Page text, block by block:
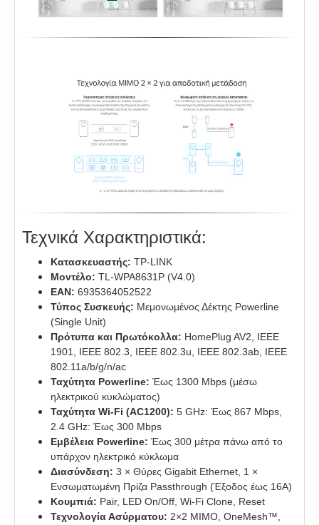
Τεχνικά Χαρακτηριστικά:
Κατασκευαστής: TP-LINK
Μοντέλο: TL-WPA8631P (V4.0)
EAN: 6935364052522
Τύπος Συσκευής: Μεμονωμένος Δέκτης Powerline
(Single Unit)
Πρότυπα και Πρωτόκολλα: HomePlug AV2, IEEE
1901, IEEE 802.3, IEEE 802.3u, IEEE 802.3ab, IEEE
802.11a/b/g/n/ac
Ταχύτητα Powerline: Έως 1300 Mbps (μέσω
ηλεκτρικού κυκλώματος)
Ταχύτητα Wi-Fi (AC1200): 5 GHz: Έως 867 Mbps,
2.4 GHz: Έως 300 Mbps
Εμβέλεια Powerline: Έως 300 μέτρα πάνω από το
υπάρχον ηλεκτρικό κύκλωμα
Διασύνδεση: 3 × Θύρες Gigabit Ethernet, 1 ×
Ενσωματωμένη Πρίζα Passthrough (Έξοδος έως 16A)
Κουμπιά: Pair, LED On/Off, Wi-Fi Clone, Reset
Τεχνολογία Ασύρματου: 2×2 MIMO, OneMesh™,